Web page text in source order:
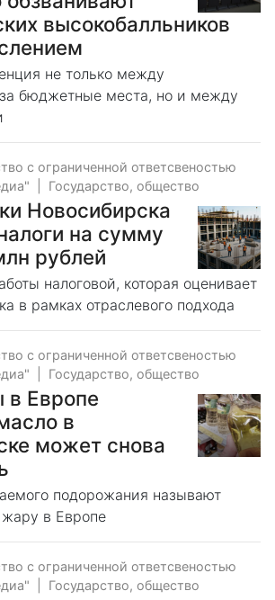
высокобалльников
не только между
бюджетные места, но и между
с ограниченной ответсвеностью
Государство, общество
Новосибирска
на сумму
рублей
налоговой, которая оценивает
в рамках отраслевого подхода
с ограниченной ответсвеностью
Государство, общество
Европе
в
может снова
подорожания называют
в Европе
с ограниченной ответсвеностью
Государство, общество